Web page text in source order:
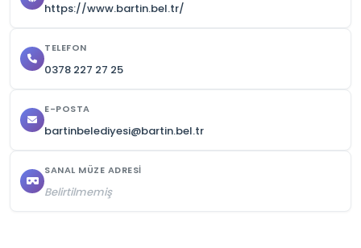
https://www.bartin.bel.tr/
TELEFON
0378 227 27 25
E-POSTA
bartinbelediyesi@bartin.bel.tr
SANAL MÜZE ADRESI
Belirtilmemiş